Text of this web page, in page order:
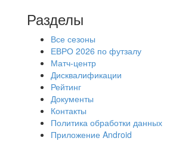
Разделы
Все сезоны
ЕВРО 2026 по футзалу
Матч-центр
Дисквалификации
Рейтинг
Документы
Контакты
Политика обработки данных
Приложение Android